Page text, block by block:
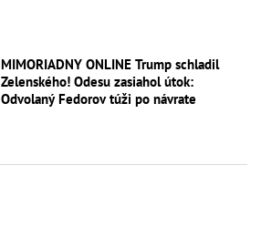
MIMORIADNY ONLINE Trump schladil
Zelenského! Odesu zasiahol útok:
Odvolaný Fedorov túži po návrate